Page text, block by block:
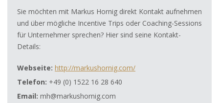
Sie möchten mit Markus Hornig direkt Kontakt aufnehmen
und über mögliche Incentive Trips oder Coaching-Sessions
für Unternehmer sprechen? Hier sind seine Kontakt-
Details:
Webseite: http://markushornig.com/
Telefon: +49 (0) 1522 16 28 640
Email: mh@markushornig.com